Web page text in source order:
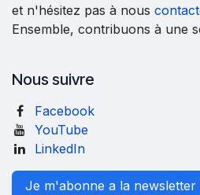
et n'hésitez pas à nous
Ensemble, contribuons à une
Nous suivre
Facebook
YouTube
LinkedIn
Je m'abonne a la newsletter